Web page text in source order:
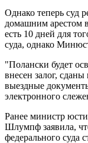
Однако теперь суд
домашним арестом
есть 10 дней для
суда, однако
"Полански будет
внесен залог,
выездные
электронного
Ранее министр
Шлумпф заявила,
федерального суда